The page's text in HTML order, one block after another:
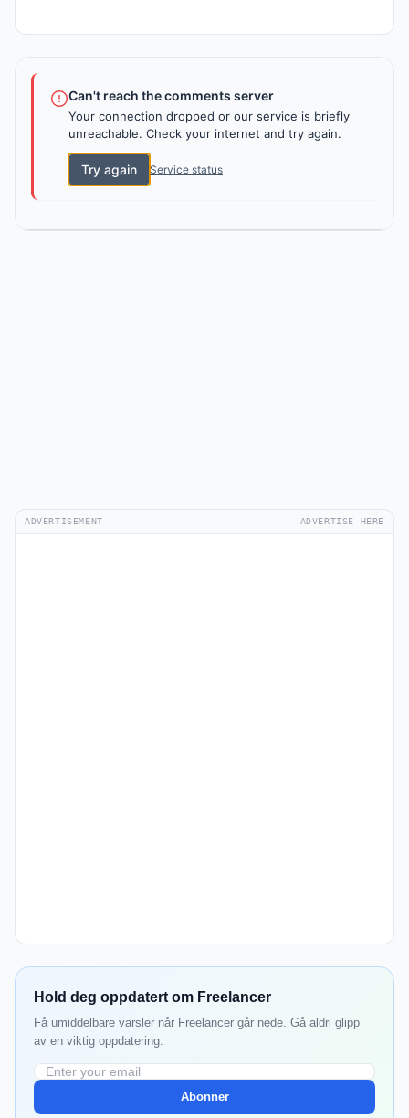
Can't reach the comments server
Your connection dropped or our service is briefly
unreachable. Check your internet and try again.
Try again Service status
ADVERTISEMENT ADVERTISE HERE
Hold deg oppdatert om Freelancer
Få umiddelbare varsler når Freelancer går nede. Gå aldri glipp
av en viktig oppdatering.
Abonner